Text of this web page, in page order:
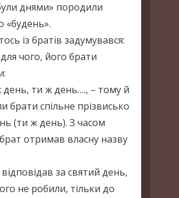
днями» породили
«будень».
із братів задумувався:
для чого, його брати
день, ти ж день…., – тому й
брати спільне прізвисько
(ти ж день). З часом
отримав власну назву
за святий день,
не робили, тільки до